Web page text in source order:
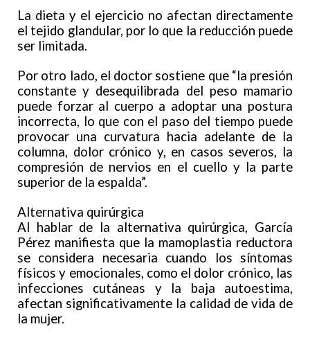
La dieta y el ejercicio no afectan directamente
el tejido glandular, por lo que la reducción puede
ser limitada.
Por otro lado, el doctor sostiene que “la presión
constante y desequilibrada del peso mamario
puede forzar al cuerpo a adoptar una postura
incorrecta, lo que con el paso del tiempo puede
provocar una curvatura hacia adelante de la
columna, dolor crónico y, en casos severos, la
compresión de nervios en el cuello y la parte
superior de la espalda”.
Alternativa quirúrgica
Al hablar de la alternativa quirúrgica, García
Pérez manifiesta que la mamoplastia reductora
se considera necesaria cuando los síntomas
físicos y emocionales, como el dolor crónico, las
infecciones cutáneas y la baja autoestima,
afectan significativamente la calidad de vida de
la mujer.